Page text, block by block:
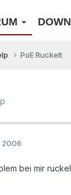
PoE Ruckelt
2006
bei mir